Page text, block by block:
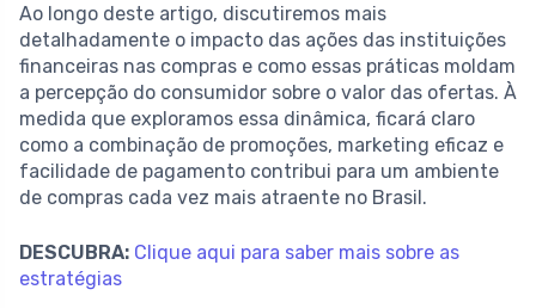
Ao longo deste artigo, discutiremos mais
detalhadamente o impacto das ações das instituições
financeiras nas compras e como essas práticas moldam
a percepção do consumidor sobre o valor das ofertas. À
medida que exploramos essa dinâmica, ficará claro
como a combinação de promoções, marketing eficaz e
facilidade de pagamento contribui para um ambiente
de compras cada vez mais atraente no Brasil.
DESCUBRA: Clique aqui para saber mais sobre as
estratégias